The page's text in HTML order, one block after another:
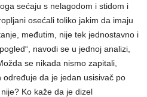
sećaju s nelagodom i stidom i
osećali toliko jakim da imaju
međutim, nije tek jednostavno i
navodi se u jednoj analizi,
se nikada nismo zapitali,
da je jedan usisivač po
Ko kaže da je dizel